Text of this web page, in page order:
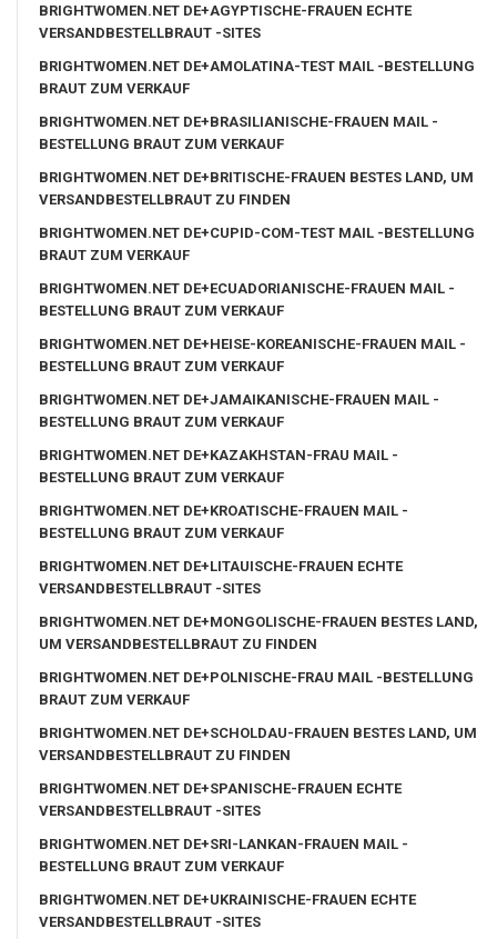
BRIGHTWOMEN.NET DE+AGYPTISCHE-FRAUEN ECHTE
VERSANDBESTELLBRAUT -SITES
BRIGHTWOMEN.NET DE+AMOLATINA-TEST MAIL -BESTELLUNG
BRAUT ZUM VERKAUF
BRIGHTWOMEN.NET DE+BRASILIANISCHE-FRAUEN MAIL -
BESTELLUNG BRAUT ZUM VERKAUF
BRIGHTWOMEN.NET DE+BRITISCHE-FRAUEN BESTES LAND, UM
VERSANDBESTELLBRAUT ZU FINDEN
BRIGHTWOMEN.NET DE+CUPID-COM-TEST MAIL -BESTELLUNG
BRAUT ZUM VERKAUF
BRIGHTWOMEN.NET DE+ECUADORIANISCHE-FRAUEN MAIL -
BESTELLUNG BRAUT ZUM VERKAUF
BRIGHTWOMEN.NET DE+HEISE-KOREANISCHE-FRAUEN MAIL -
BESTELLUNG BRAUT ZUM VERKAUF
BRIGHTWOMEN.NET DE+JAMAIKANISCHE-FRAUEN MAIL -
BESTELLUNG BRAUT ZUM VERKAUF
BRIGHTWOMEN.NET DE+KAZAKHSTAN-FRAU MAIL -
BESTELLUNG BRAUT ZUM VERKAUF
BRIGHTWOMEN.NET DE+KROATISCHE-FRAUEN MAIL -
BESTELLUNG BRAUT ZUM VERKAUF
BRIGHTWOMEN.NET DE+LITAUISCHE-FRAUEN ECHTE
VERSANDBESTELLBRAUT -SITES
BRIGHTWOMEN.NET DE+MONGOLISCHE-FRAUEN BESTES LAND,
UM VERSANDBESTELLBRAUT ZU FINDEN
BRIGHTWOMEN.NET DE+POLNISCHE-FRAU MAIL -BESTELLUNG
BRAUT ZUM VERKAUF
BRIGHTWOMEN.NET DE+SCHOLDAU-FRAUEN BESTES LAND, UM
VERSANDBESTELLBRAUT ZU FINDEN
BRIGHTWOMEN.NET DE+SPANISCHE-FRAUEN ECHTE
VERSANDBESTELLBRAUT -SITES
BRIGHTWOMEN.NET DE+SRI-LANKAN-FRAUEN MAIL -
BESTELLUNG BRAUT ZUM VERKAUF
BRIGHTWOMEN.NET DE+UKRAINISCHE-FRAUEN ECHTE
VERSANDBESTELLBRAUT -SITES